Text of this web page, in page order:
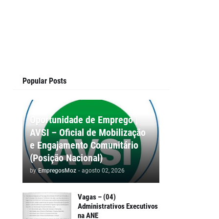
Popular Posts
Oportunidade de Emprego |
AVSI – Oficial de Mobilização
e Engajamento Comunitário
(Posição Nacional)
by EmpregosMoz - agosto 02, 2026
Vagas – (04)
Administrativos Executivos
na ANE